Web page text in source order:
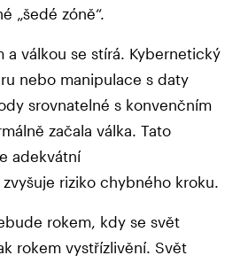
„šedé zóně“.
a válkou se stírá. Kybernetický
nebo manipulace s daty
srovnatelné s konvenčním
začala válka. Tato
adekvátní
riziko chybného kroku.
rokem, kdy se svět
rokem vystřízlivění. Svět